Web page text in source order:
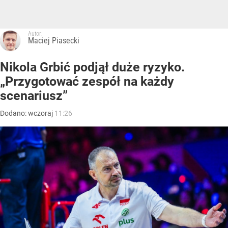
Autor:
Maciej Piasecki
Nikola Grbić podjął duże ryzyko.
„Przygotować zespół na każdy
scenariusz”
Dodano:wczoraj 11:26